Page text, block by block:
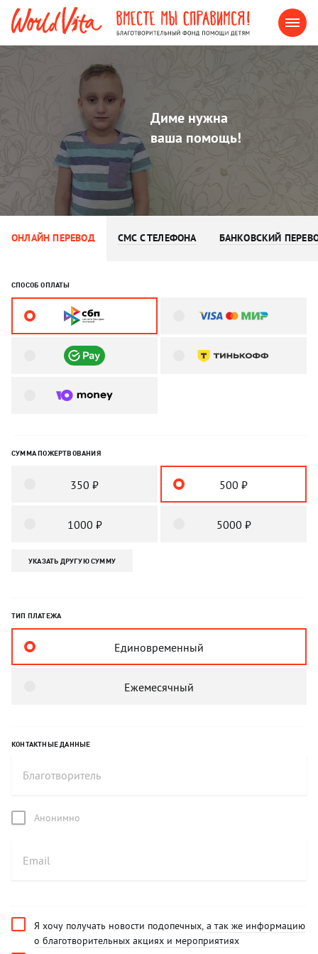
Диме нужна
ваша помощь!
ОНЛАЙН ПЕРЕВОД СМС С ТЕЛЕФОНА БАНКОВСКИЙ
СПОСОБ ОПЛАТЫ
СУММА ПОЖЕРТВОВАНИЯ
350 ₽ 500 ₽
1000 ₽ 5000 ₽
УКАЗАТЬ ДРУГУЮ СУММУ
ТИП ПЛАТЕЖА
Единовременный
Ежемесячный
КОНТАКТНЫЕ ДАННЫЕ
Анонимно
Я хочу получать новости подопечных, а так же информацию
о благотворительных акциях и мероприятиях